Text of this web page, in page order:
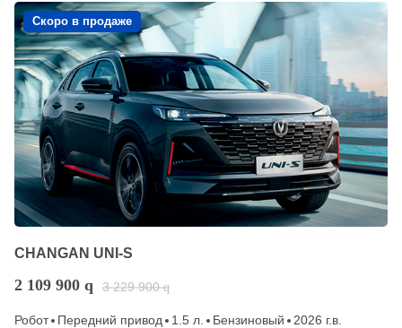
Скоро в продаже
CHANGAN UNI-S
2 109 900 q 3 229 900 q
Робот Передний привод 1.5 л. Бензиновый
2026 г.в.